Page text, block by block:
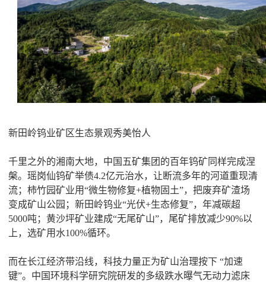
新田岭钨业矿区生态景观秀美怡人
千里之外的湘南大地，中国五矿集团的百年钨矿同样完成涅
槃。瑶岗仙钨矿举债4.2亿元治水，让断流多年的河道重现清
流；柿竹园矿业用“微生物修复+植物固土”，把废弃矿渣场
变成矿山公园；新田岭钨业“光伏+生态修复”，年减碳超
5000吨；黄沙坪矿业建成“无尾矿山”，尾矿排放减少90%以
上，选矿用水100%循环。
而在长江经济带沿线，科技力量正为矿山治理按下 “加速
键”。中国环境科学研究院研发的多级跌水曝气无动力滤床